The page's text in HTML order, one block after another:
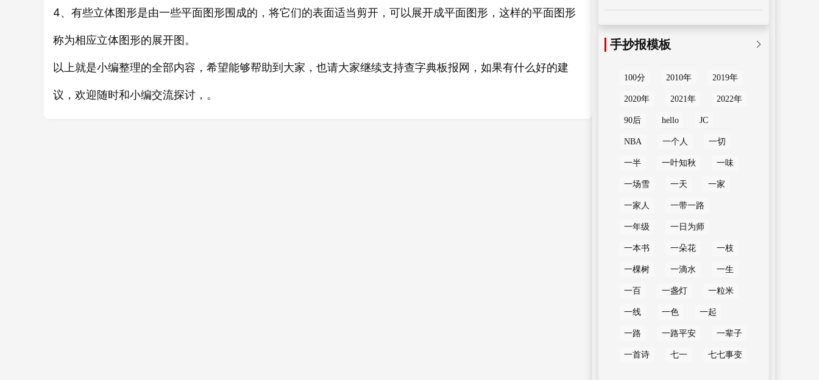
4、有些立体图形是由一些平面图形围成的，将它们的表面适当剪开，可以展开成平面图形，这样的平面图形
称为相应立体图形的展开图。
以上就是小编整理的全部内容，希望能够帮助到大家，也请大家继续支持查字典板报网，如果有什么好的建
议，欢迎随时和小编交流探讨，。

手抄报模板
100分 2010年 2019年
2020年 2021年 2022年
90后 hello JC
NBA 一个人 一切
一半 一叶知秋 一味
一场雪 一天 一家
一家人 一带一路
一年级 一日为师
一本书 一朵花 一枝
一棵树 一滴水 一生
一百 一盏灯 一粒米
一线 一色 一起
一路 一路平安 一辈子
一首诗 七一 七七事变